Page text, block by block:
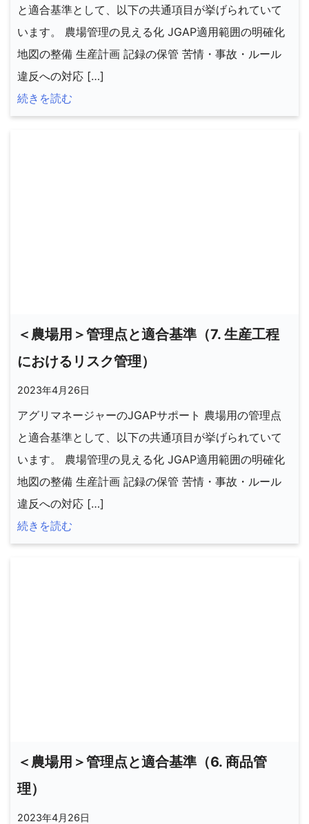
と適合基準として、以下の共通項目が挙げられていて
います。 農場管理の見える化 JGAP適用範囲の明確化
地図の整備 生産計画 記録の保管 苦情・事故・ルール
違反への対応 […]
続きを読む
＜農場用＞管理点と適合基準（7. 生産工程
におけるリスク管理）
2023年4月26日
アグリマネージャーのJGAPサポート 農場用の管理点
と適合基準として、以下の共通項目が挙げられていて
います。 農場管理の見える化 JGAP適用範囲の明確化
地図の整備 生産計画 記録の保管 苦情・事故・ルール
違反への対応 […]
続きを読む
＜農場用＞管理点と適合基準（6. 商品管
理）
2023年4月26日